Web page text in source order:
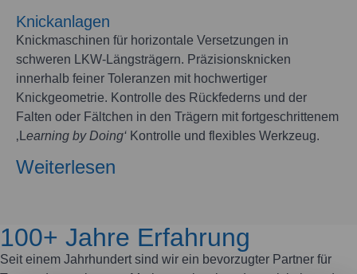
Knickanlagen
Knickmaschinen für horizontale Versetzungen in
schweren LKW-Längsträgern. Präzisionsknicken
innerhalb feiner Toleranzen mit hochwertiger
Knickgeometrie. Kontrolle des Rückfederns und der
Falten oder Fältchen in den Trägern mit fortgeschrittenem
‚Learning by Doing‘ Kontrolle und flexibles Werkzeug.
Weiterlesen
100+ Jahre Erfahrung
Seit einem Jahrhundert sind wir ein bevorzugter Partner für